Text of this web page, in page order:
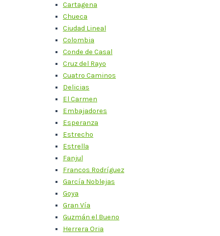
Cartagena
Chueca
Ciudad Lineal
Colombia
Conde de Casal
Cruz del Rayo
Cuatro Caminos
Delicias
El Carmen
Embajadores
Esperanza
Estrecho
Estrella
Fanjul
Francos Rodríguez
García Noblejas
Goya
Gran Vía
Guzmán el Bueno
Herrera Oria